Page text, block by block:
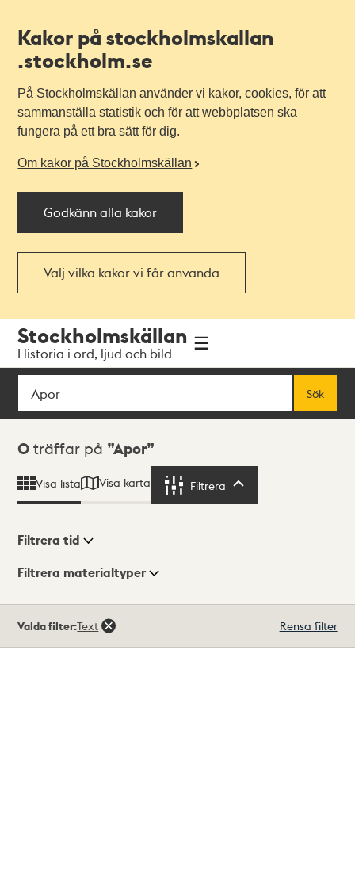
Kakor på stockholmskallan
.stockholm.se
På Stockholmskällan använder vi kakor, cookies, för att
sammanställa statistik och för att webbplatsen ska
fungera på ett bra sätt för dig.
Om kakor på Stockholmskällan
Godkänn alla kakor
Välj vilka kakor vi får använda
navigationen
huvudinnehållet
Stockholmskällan
Historia i ord, ljud och bild
Sök
Sök
Sökresultat
0 träffar på Apor
Visa lista Visa karta Filtrera
Visningsläge
Filtrera tid
Filtrera materialtyper
träffar
Valda filter:Text Rensa filter